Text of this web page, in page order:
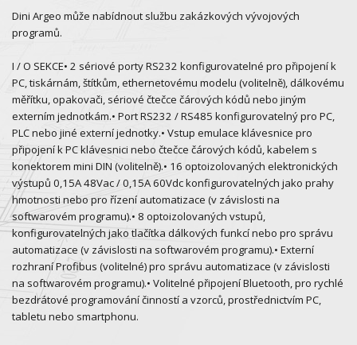
Dini Argeo může nabídnout službu zakázkových vývojových
programů.
I / O SEKCE• 2 sériové porty RS232 konfigurovatelné pro připojení k
PC, tiskárnám, štítkům, ethernetovému modelu (volitelně), dálkovému
měřítku, opakovači, sériové čtečce čárových kódů nebo jiným
externím jednotkám.• Port RS232 / RS485 konfigurovatelný pro PC,
PLC nebo jiné externí jednotky.• Vstup emulace klávesnice pro
připojení k PC klávesnici nebo čtečce čárových kódů, kabelem s
konektorem mini DIN (volitelně).• 16 optoizolovaných elektronických
výstupů 0,15A 48Vac / 0,15A 60Vdc konfigurovatelných jako prahy
hmotnosti nebo pro řízení automatizace (v závislosti na
softwarovém programu).• 8 optoizolovaných vstupů,
konfigurovatelných jako tlačítka dálkových funkcí nebo pro správu
automatizace (v závislosti na softwarovém programu).• Externí
rozhraní Profibus (volitelné) pro správu automatizace (v závislosti
na softwarovém programu).• Volitelné připojení Bluetooth, pro rychlé
bezdrátové programování činností a vzorců, prostřednictvím PC,
tabletu nebo smartphonu.